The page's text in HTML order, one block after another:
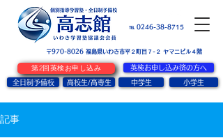
℡ 0246-38-8715
〒970-8026 ​福島県いわき市平２町目７-２ ヤマニビル４階
全日制予備校 高校生/高専生 中学生 小学生
英検お申し込み済の方へ
第2回英検お申し込み
記事